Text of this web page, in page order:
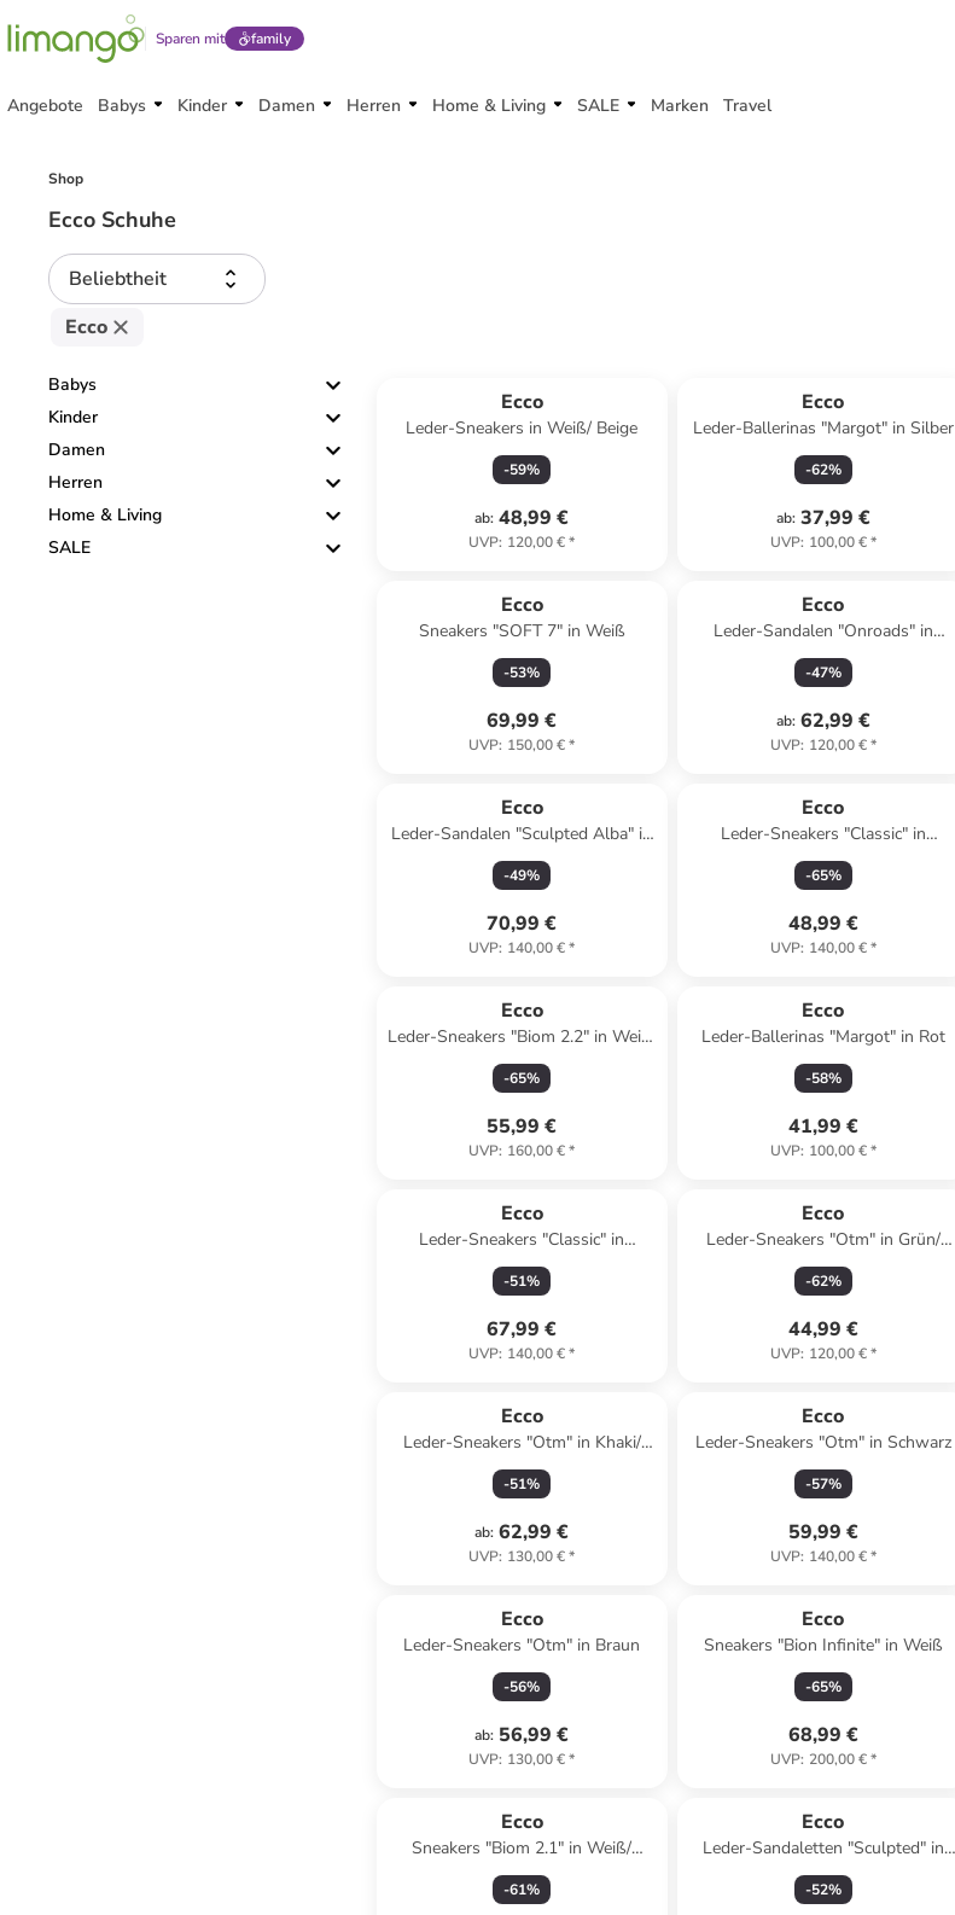
Sparen mit family
Angebote Babys Kinder Damen Herren Home & Living SALE Marken Travel
Shop
Ecco Schuhe
Beliebtheit
Ecco
Babys
Kinder
Damen
Herren
Home & Living
SALE
Ecco
Leder-Sneakers in Weiß/ Beige
-59%
ab: 48,99 €
UVP: 120,00 €*
Ecco
Leder-Ballerinas "Margot" in Silber
-62%
ab: 37,99 €
UVP: 100,00 €*
Ecco
Sneakers "SOFT 7" in Weiß
-53%
69,99 €
UVP: 150,00 €*
Ecco
Leder-Sandalen "Onroads" in
Dunkelblau
-47%
ab: 62,99 €
UVP: 120,00 €*
Ecco
Leder-Sandalen "Sculpted Alba" in
Hellbraun
-49%
70,99 €
UVP: 140,00 €*
Ecco
Leder-Sneakers "Classic" in
Dunkelblau
-65%
48,99 €
UVP: 140,00 €*
Ecco
Leder-Sneakers "Biom 2.2" in Weiß/
Lila
-65%
55,99 €
UVP: 160,00 €*
Ecco
Leder-Ballerinas "Margot" in Rot
-58%
41,99 €
UVP: 100,00 €*
Ecco
Leder-Sneakers "Classic" in
Schwarz
-51%
67,99 €
UVP: 140,00 €*
Ecco
Leder-Sneakers "Otm" in Grün/
Weiß
-62%
44,99 €
UVP: 120,00 €*
Ecco
Leder-Sneakers "Otm" in Khaki/
Schwarz
-51%
ab: 62,99 €
UVP: 130,00 €*
Ecco
Leder-Sneakers "Otm" in Schwarz
-57%
59,99 €
UVP: 140,00 €*
Ecco
Leder-Sneakers "Otm" in Braun
-56%
ab: 56,99 €
UVP: 130,00 €*
Ecco
Sneakers "Bion Infinite" in Weiß
-65%
68,99 €
UVP: 200,00 €*
Ecco
Sneakers "Biom 2.1" in Weiß/
Schwarz
-61%
Ecco
Leder-Sandaletten "Sculpted" in
Schwarz
-52%